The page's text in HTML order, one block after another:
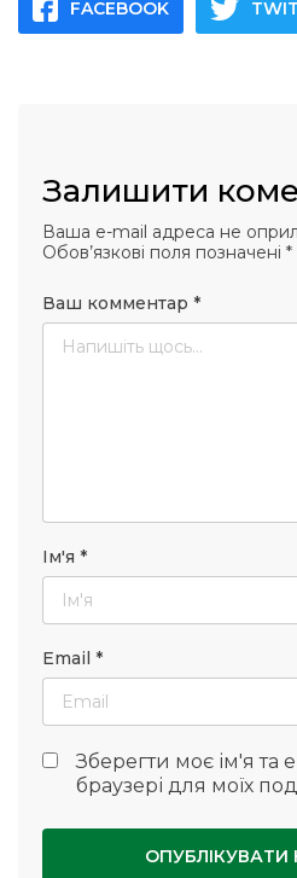
FACEBOOK
Залишити
Ваша e-mail адреса не
Обов’язкові поля позначені *
Ваш комментар *
Ім'я *
Email *
Зберегти моє ім'я та
браузері для моїх